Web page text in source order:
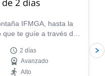
IFMGA, hasta la
te guíe a través de
más fascinantes
2 días
Avanzado
Alto